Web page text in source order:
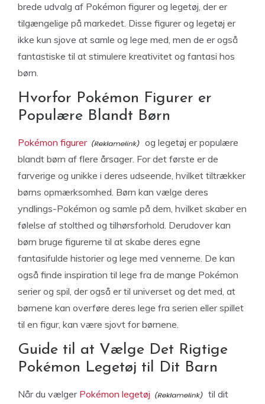
brede udvalg af Pokémon figurer og legetøj, der er
tilgængelige på markedet. Disse figurer og legetøj er
ikke kun sjove at samle og lege med, men de er også
fantastiske til at stimulere kreativitet og fantasi hos
børn.
Hvorfor Pokémon Figurer er
Populære Blandt Børn
Pokémon figurer
og legetøj er populære
blandt børn af flere årsager. For det første er de
farverige og unikke i deres udseende, hvilket tiltrækker
børns opmærksomhed. Børn kan vælge deres
yndlings-Pokémon og samle på dem, hvilket skaber en
følelse af stolthed og tilhørsforhold. Derudover kan
børn bruge figurerne til at skabe deres egne
fantasifulde historier og lege med vennerne. De kan
også finde inspiration til lege fra de mange Pokémon
serier og spil, der også er til universet og det med, at
børnene kan overføre deres lege fra serien eller spillet
til en figur, kan være sjovt for børnene.
Guide til at Vælge Det Rigtige
Pokémon Legetøj til Dit Barn
Når du vælger Pokémon legetøj
til dit